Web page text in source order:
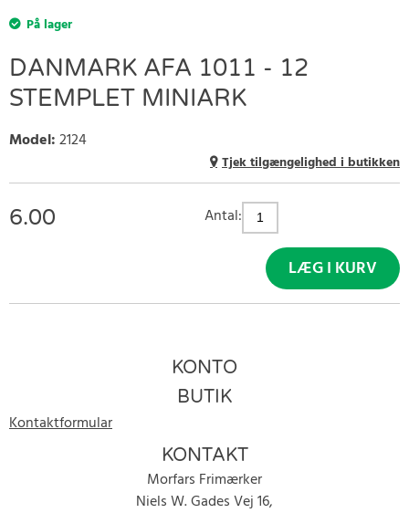
På lager
DANMARK AFA 1011 - 12
STEMPLET MINIARK
Model:2124
Tjek tilgængelighed i butikken
6.00 Antal:
LÆG I KURV
KONTO
BUTIK
Kontaktformular
KONTAKT
Morfars Frimærker
Niels W. Gades Vej 16,